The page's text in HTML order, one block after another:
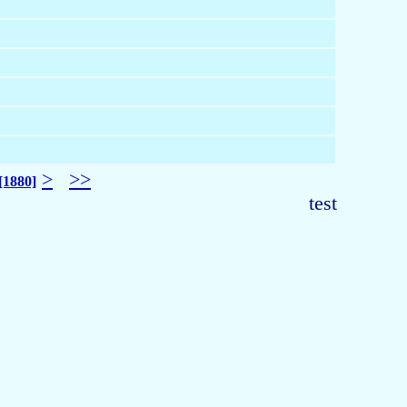
>
>>
test